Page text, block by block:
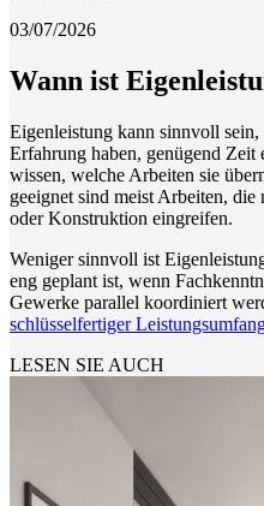
03/07/2026
Wann ist
Eigenleistung kann sinnvoll
Erfahrung haben, genügend Zeit
wissen, welche Arbeiten sie
geeignet sind meist Arbeiten,
oder Konstruktion eingreifen.
Weniger sinnvoll ist
eng geplant ist, wenn
Gewerke parallel koordiniert
schlüsselfertiger
LESEN SIE AUCH